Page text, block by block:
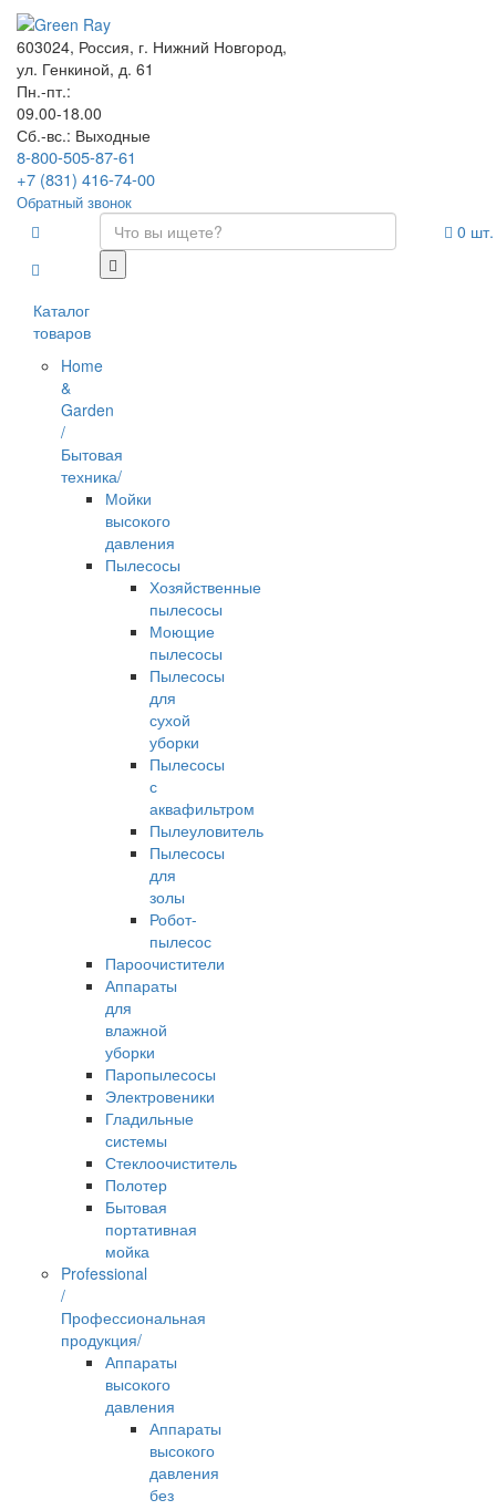
603024, Россия, г. Нижний Новгород,
ул. Генкиной, д. 61
Пн.-пт.:
09.00-18.00
Сб.-вс.: Выходные
8-800-505-87-61
+7 (831) 416-74-00
Обратный звонок
Каталог
товаров
Home
&
Garden
/
Бытовая
техника/
Мойки
высокого
давления
Пылесосы
Хозяйственные
пылесосы
Моющие
пылесосы
Пылесосы
для
сухой
уборки
Пылесосы
с
аквафильтром
Пылеуловитель
Пылесосы
для
золы
Робот-
пылесос
Пароочистители
Аппараты
для
влажной
уборки
Паропылесосы
Электровеники
Гладильные
системы
Стеклоочиститель
Полотер
Бытовая
портативная
мойка
Professional
/
Профессиональная
продукция/
Аппараты
высокого
давления
Аппараты
высокого
давления
без
0